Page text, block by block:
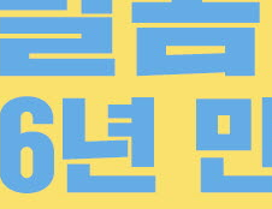
사람의 세상
정 장소와 연결되는 행동
죄 소탕 작전ㅣ2차 캔자스시티
블랜드를 만났을 때: 오해의 시작
지 실수ㅣ의심하라, 또 의심